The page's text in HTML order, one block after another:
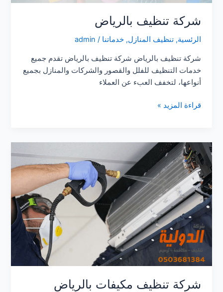
شركة تنظيف بالرياض
الرئسية,تنظيف المنازل,خدماتنا /
admin
شركة تنظيف بالرياض شركة تنظيف بالرياض تقدم جميع
خدمات التنظيف للفلل والقصور والشركات والمنازل بجميع
أنواعها، لتخفف العبء عن العملاء
شركة
قراءة المزيد »
شركة تنظيف مكيفات بالرياض